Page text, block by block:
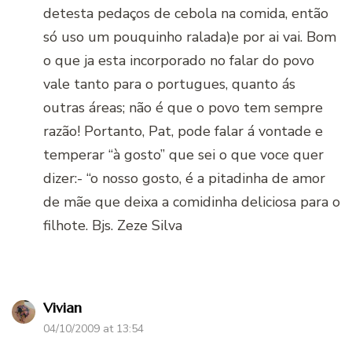
detesta pedaços de cebola na comida, então
só uso um pouquinho ralada)e por ai vai. Bom
o que ja esta incorporado no falar do povo
vale tanto para o portugues, quanto ás
outras áreas; não é que o povo tem sempre
razão! Portanto, Pat, pode falar á vontade e
temperar “à gosto” que sei o que voce quer
dizer:- “o nosso gosto, é a pitadinha de amor
de mãe que deixa a comidinha deliciosa para o
filhote. Bjs. Zeze Silva
Vivian
04/10/2009 at 13:54